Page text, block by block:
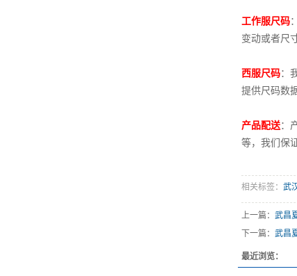
工作服尺码
变动或者尺
西服尺码：
提供尺码数
产品配送：
等，我们保
相关标签： 武
上一篇： 武昌
下一篇： 武昌
最近浏览：